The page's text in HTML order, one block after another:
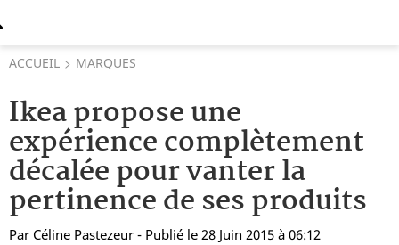
ACCUEIL MARQUES
Ikea propose une
expérience complètement
décalée pour vanter la
pertinence de ses produits
Par Céline Pastezeur - Publié le 28 Juin 2015 à 06:12